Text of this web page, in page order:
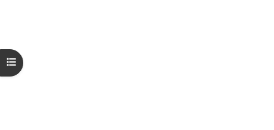
Apri indice del corso